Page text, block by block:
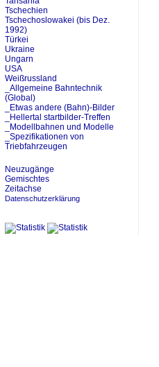
Tschechien
Tschechoslowakei (bis Dez.
1992)
Türkei
Ukraine
Ungarn
USA
Weißrussland
_Allgemeine Bahntechnik
(Global)
_Etwas andere (Bahn)-Bilder
_Hellertal startbilder-Treffen
_Modellbahnen und Modelle
_Spezifikationen von
Triebfahrzeugen
Neuzugänge
Gemischtes
Zeitachse
Datenschutzerklärung